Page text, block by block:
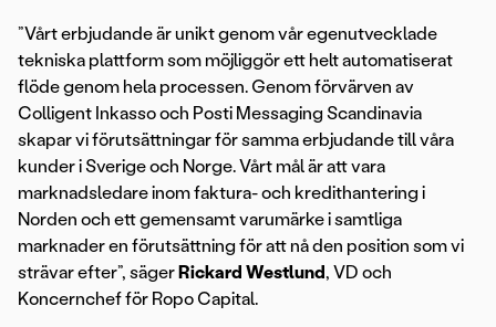
”Vårt erbjudande är unikt genom vår egenutvecklade
tekniska plattform som möjliggör ett helt automatiserat
flöde genom hela processen. Genom förvärven av
Colligent Inkasso och Posti Messaging Scandinavia
skapar vi förutsättningar för samma erbjudande till våra
kunder i Sverige och Norge. Vårt mål är att vara
marknadsledare inom faktura- och kredithantering i
Norden och ett gemensamt varumärke i samtliga
marknader en förutsättning för att nå den position som vi
strävar efter”, säger Rickard Westlund, VD och
Koncernchef för Ropo Capital.